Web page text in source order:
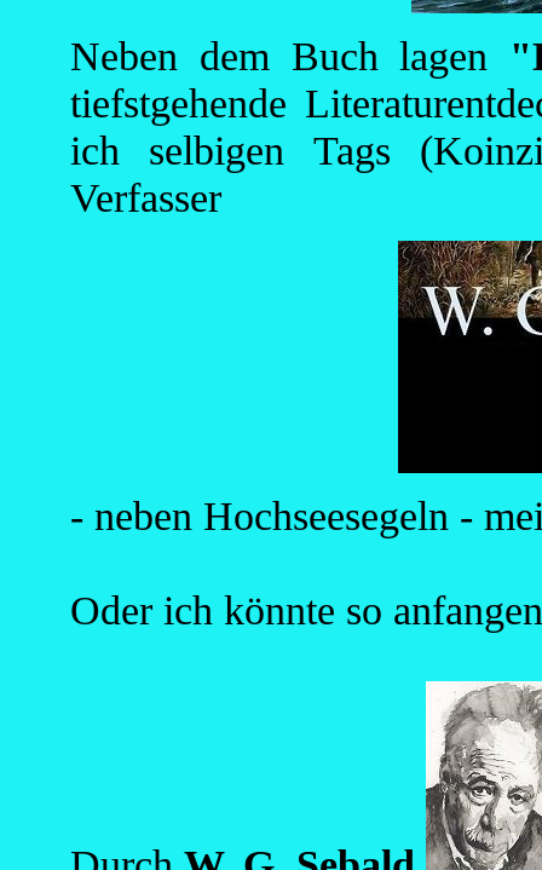
Neben dem Buch lagen
tiefstgehende
ich selbigen Tags
Verfasser
- neben Hochseesegeln -
Oder ich könnte so